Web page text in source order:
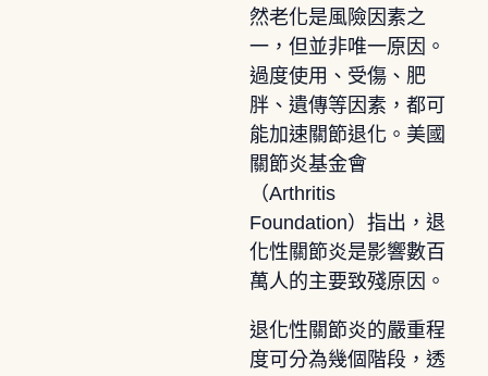
然老化是風險因素之
一，但並非唯一原因。
過度使用、受傷、肥
胖、遺傳等因素，都可
能加速關節退化。美國
關節炎基金會
（Arthritis
Foundation）指出，退
化性關節炎是影響數百
萬人的主要致殘原因。
退化性關節炎的嚴重程
度可分為幾個階段，透